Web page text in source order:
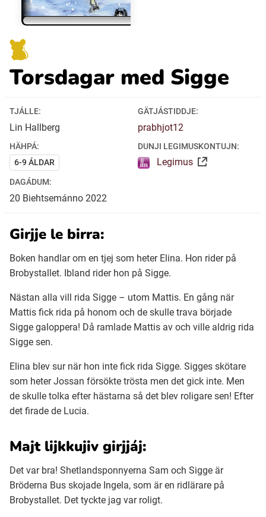
Kaale (Romska)
Kelderash (Romska)
Torsdagar med Sigge
TJÁLLE:
Lin Hallberg
GÄTJÁSTIDDJE:
prabhjot12
HÄHPÁ:
6-9 ÁLDAR
DUNJI LEGIMUSKONTUJN:
Legimus
DAGÁDUM:
20 Biehtsemánno 2022
Girjje le birra:
Boken handlar om en tjej som heter Elina. Hon rider på
Brobystallet. Ibland rider hon på Sigge.
Nästan alla vill rida Sigge – utom Mattis. En gång när
Mattis fick rida på honom och de skulle trava började
Sigge galoppera! Då ramlade Mattis av och ville aldrig rida
Sigge sen.
Elina blev sur när hon inte fick rida Sigge. Sigges skötare
som heter Jossan försökte trösta men det gick inte. Men
de skulle tolka efter hästarna så det blev roligare sen! Efter
det firade de Lucia.
Majt lijkkujiv girjjáj:
Det var bra! Shetlandsponnyerna Sam och Sigge är
Bröderna Bus skojade Ingela, som är en ridlärare på
Brobystallet. Det tyckte jag var roligt.